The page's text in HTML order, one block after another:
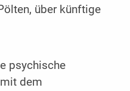
über künftige
psychische
dem